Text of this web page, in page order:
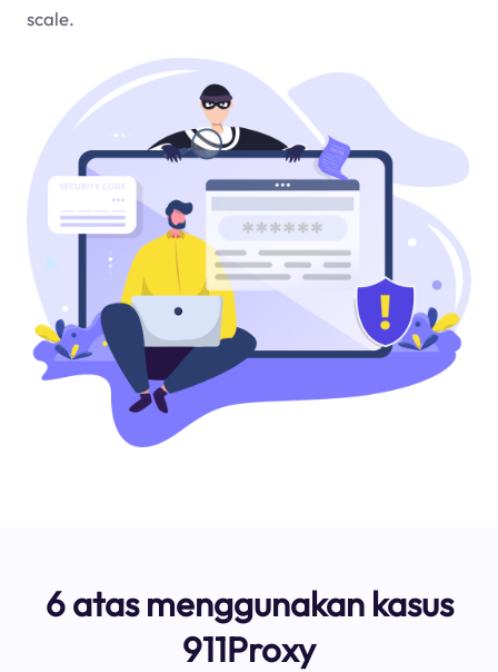
scale.
6 atas menggunakan kasus
911Proxy